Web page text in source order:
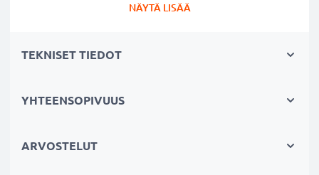
Tärkeä lisä valokuvaajaan kameralaukkuun
pitkäaikaiseen valokuvaukseen tai videokuvaukseen.
NÄYTÄ LISÄÄ
TEKNISET TIEDOT
YHTEENSOPIVUUS
ARVOSTELUT